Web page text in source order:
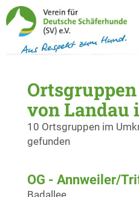
von Landau
10 Ortsgruppen im
gefunden
OG - Annweiler/
Badallee